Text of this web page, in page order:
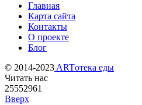
Главная
Карта сайта
Контакты
О проекте
Блог
© 2014-2023 ARTотека еды
Читать нас
25552961
Вверх